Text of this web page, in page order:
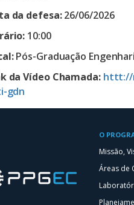
da defesa:26/06/2026
10:00
Pós-Graduação
da Vídeo Chamada: httt://
gdn
O
Missão,
Áreas de